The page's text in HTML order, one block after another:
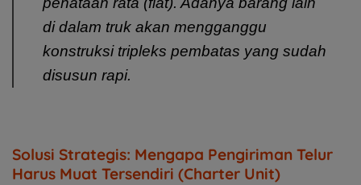
di dalam truk akan mengganggu
konstruksi tripleks pembatas yang sudah
disusun rapi.
Solusi Strategis: Mengapa Pengiriman Telur
Harus Muat Tersendiri (Charter Unit)